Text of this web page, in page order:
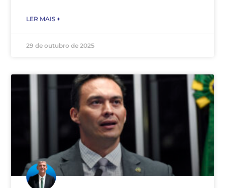
LER MAIS +
29 de outubro de 2025